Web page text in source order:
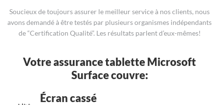
Soucieux de toujours assurer le meilleur service à nos clients, nous
avons demandé à être testés par plusieurs organismes indépendants
de “Certification Qualité”. Les résultats parlent d’eux-mêmes!
Votre assurance tablette Microsoft
Surface couvre:
Écran cassé